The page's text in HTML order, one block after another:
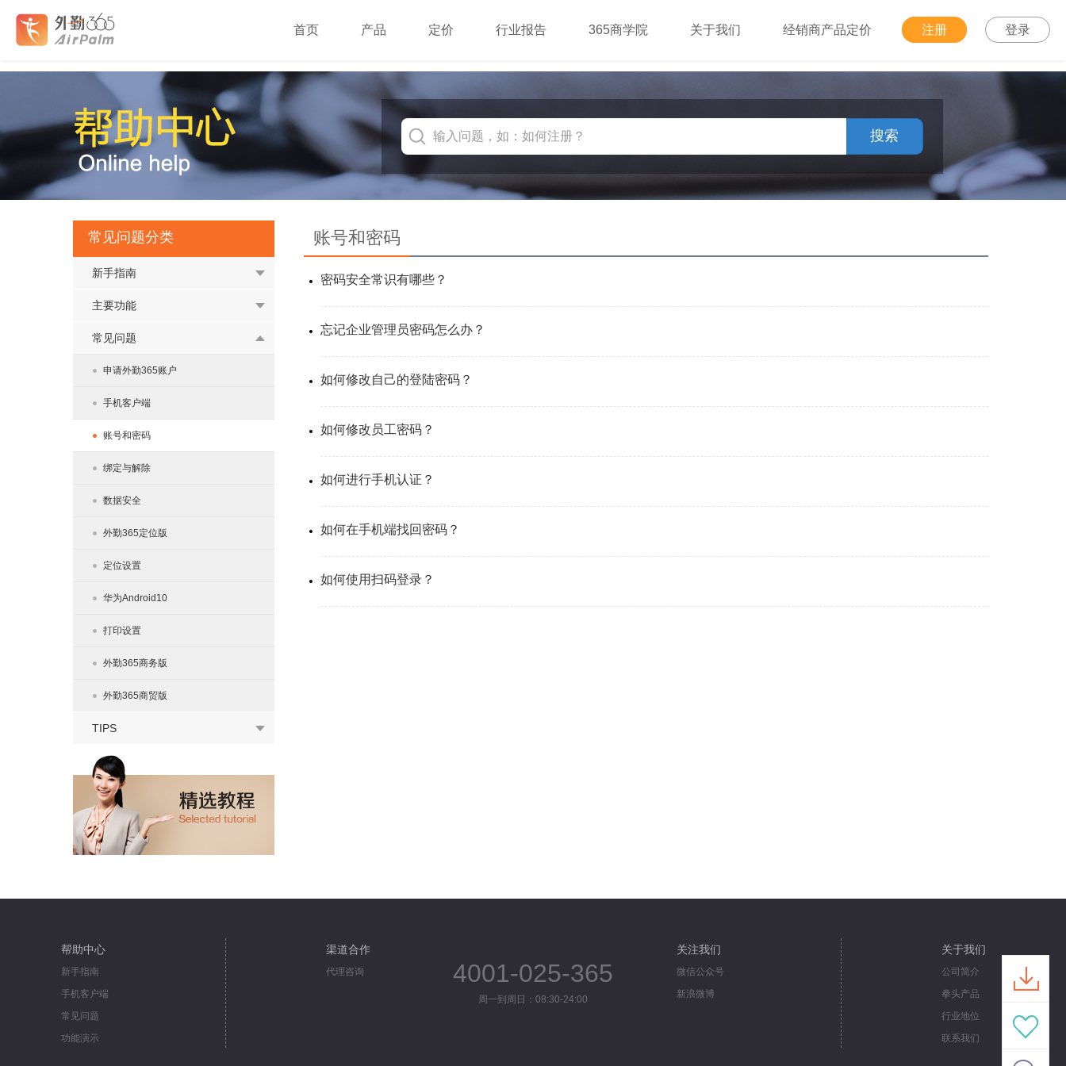
首页 产品 定价 行业报告 365商学院 关于我们 经销商产品定价 注册 登录
输入问题，如：如何注册？ 搜索
常见问题分类
新手指南
主要功能
常见问题
申请外勤365账户
手机客户端
账号和密码
绑定与解除
数据安全
外勤365定位版
定位设置
华为Android10
打印设置
外勤365商务版
外勤365商贸版
TIPS
账号和密码
密码安全常识有哪些？
忘记企业管理员密码怎么办？
如何修改自己的登陆密码？
如何修改员工密码？
如何进行手机认证？
如何在手机端找回密码？
如何使用扫码登录？
帮助中心
新手指南
手机客户端
常见问题
功能演示
渠道合作
代理咨询 4001-025-365
周一到周日：08:30-24:00
关注我们
微信公众号
新浪微博
关于我们
公司简介
拳头产品
行业地位
联系我们